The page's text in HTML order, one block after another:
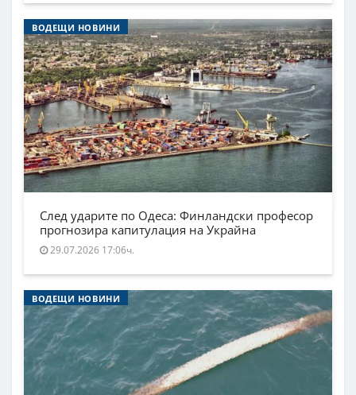
ВОДЕЩИ НОВИНИ
След ударите по Одеса: Финландски професор
прогнозира капитулация на Украйна
29.07.2026 17:06ч.
ВОДЕЩИ НОВИНИ